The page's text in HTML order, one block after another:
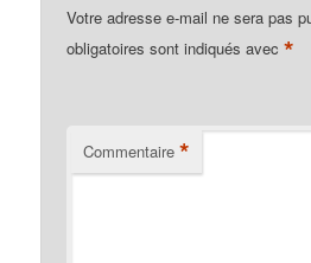
Votre adresse e-mail ne sera pas
obligatoires sont indiqués avec*
Commentaire *